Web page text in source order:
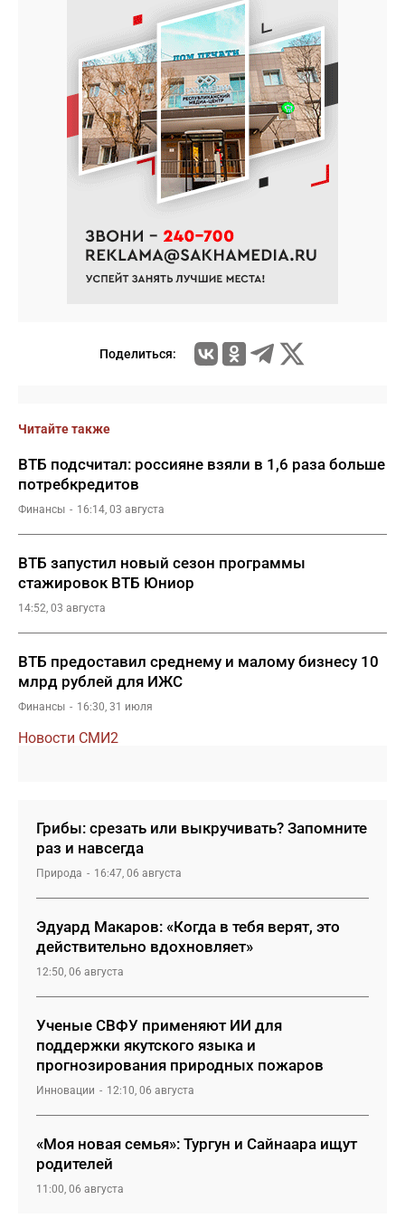
Поделиться:
Читайте также
ВТБ подсчитал: россияне взяли в 1,6 раза больше
потребкредитов
Финансы 16:14, 03 августа
ВТБ запустил новый сезон программы
стажировок ВТБ Юниор
14:52, 03 августа
ВТБ предоставил среднему и малому бизнесу 10
млрд рублей для ИЖС
Финансы 16:30, 31 июля
Новости СМИ2
Грибы: срезать или выкручивать? Запомните
раз и навсегда
Природа 16:47, 06 августа
Эдуард Макаров: «Когда в тебя верят, это
действительно вдохновляет»
12:50, 06 августа
Ученые СВФУ применяют ИИ для
поддержки якутского языка и
прогнозирования природных пожаров
Инновации 12:10, 06 августа
«Моя новая семья»: Тургун и Сайнаара ищут
родителей
11:00, 06 августа